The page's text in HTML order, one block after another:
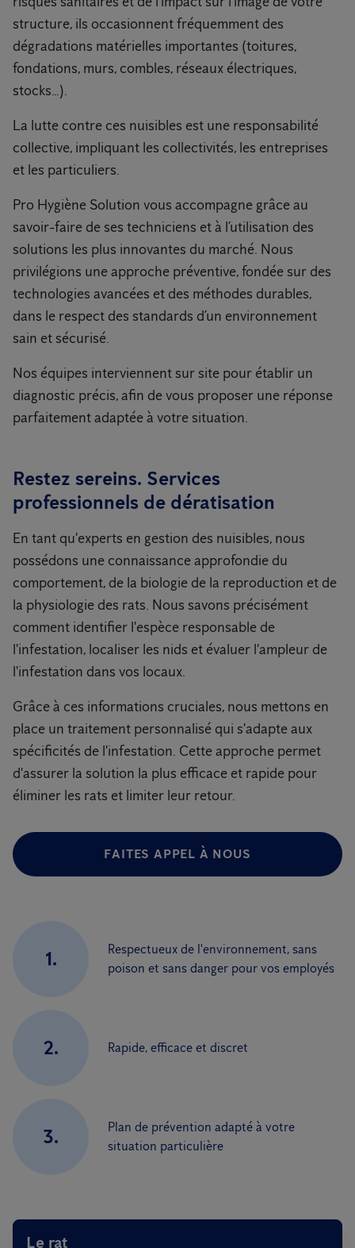
structure, ils occasionnent fréquemment des
dégradations matérielles importantes (toitures,
fondations, murs, combles, réseaux électriques,
stocks…).
La lutte contre ces nuisibles est une responsabilité
collective, impliquant les collectivités, les entreprises
et les particuliers.
Pro Hygiène Solution vous accompagne grâce au
savoir-faire de ses techniciens et à l’utilisation des
solutions les plus innovantes du marché. Nous
privilégions une approche préventive, fondée sur des
technologies avancées et des méthodes durables,
dans le respect des standards d’un environnement
sain et sécurisé.
Nos équipes interviennent sur site pour établir un
diagnostic précis, afin de vous proposer une réponse
parfaitement adaptée à votre situation.
Restez sereins. Services
professionnels de dératisation
En tant qu'experts en gestion des nuisibles, nous
possédons une connaissance approfondie du
comportement, de la biologie de la reproduction et de
la physiologie des rats. Nous savons précisément
comment identifier l'espèce responsable de
l'infestation, localiser les nids et évaluer l'ampleur de
l'infestation dans vos locaux.
Grâce à ces informations cruciales, nous mettons en
place un traitement personnalisé qui s'adapte aux
spécificités de l'infestation. Cette approche permet
d'assurer la solution la plus efficace et rapide pour
éliminer les rats et limiter leur retour.
FAITES APPEL À NOUS
1.
Respectueux de l'environnement, sans
poison et sans danger pour vos employés
2. Rapide, efficace et discret
3.
Plan de prévention adapté à votre
situation particulière
Le rat